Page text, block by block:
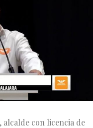
alcalde con licencia de